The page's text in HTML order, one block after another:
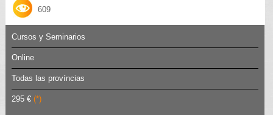
609
Cursos y Seminarios
Online
Todas las províncias
295 € (*)